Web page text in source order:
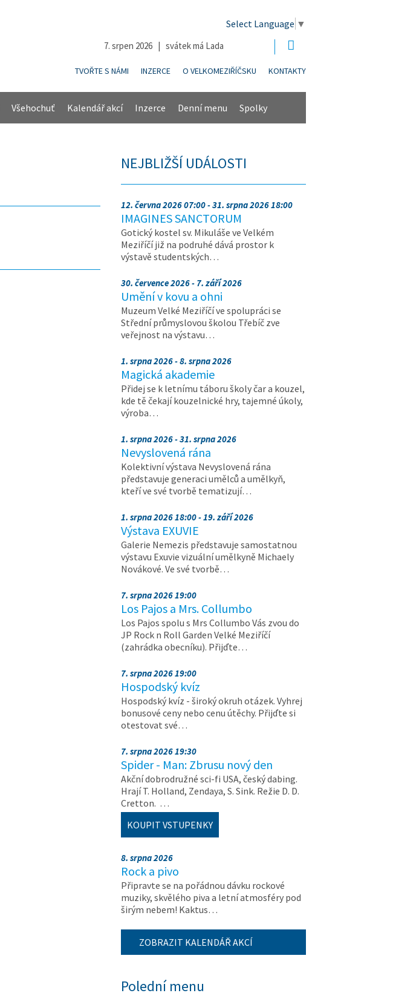
Select Language ▼
7. srpen 2026 | svátek má Lada
TVOŘTE S NÁMI INZERCE O VELKOMEZIŘÍČSKU KONTAKTY
Všehochuť Kalendář akcí Inzerce Denní menu Spolky
NEJBLIŽŠÍ UDÁLOSTI
12. června 2026 07:00 - 31. srpna 2026 18:00
IMAGINES SANCTORUM
Gotický kostel sv. Mikuláše ve Velkém
Meziříčí již na podruhé dává prostor k
výstavě studentských…
30. července 2026 - 7. září 2026
Umění v kovu a ohni
Muzeum Velké Meziříčí ve spolupráci se
Střední průmyslovou školou Třebíč zve
veřejnost na výstavu…
1. srpna 2026 - 8. srpna 2026
Magická akademie
Přidej se k letnímu táboru školy čar a kouzel,
kde tě čekají kouzelnické hry, tajemné úkoly,
výroba…
1. srpna 2026 - 31. srpna 2026
Nevyslovená rána
Kolektivní výstava Nevyslovená rána
představuje generaci umělců a umělkyň,
kteří ve své tvorbě tematizují…
1. srpna 2026 18:00 - 19. září 2026
Výstava EXUVIE
Galerie Nemezis představuje samostatnou
výstavu Exuvie vizuální umělkyně Michaely
Novákové. Ve své tvorbě…
7. srpna 2026 19:00
Los Pajos a Mrs. Collumbo
Los Pajos spolu s Mrs Collumbo Vás zvou do
JP Rock n Roll Garden Velké Meziříčí
(zahrádka obecníku). Přijďte…
7. srpna 2026 19:00
Hospodský kvíz
Hospodský kvíz - široký okruh otázek. Vyhrej
bonusové ceny nebo cenu útěchy. Přijďte si
otestovat své…
7. srpna 2026 19:30
Spider - Man: Zbrusu nový den
Akční dobrodružné sci-fi USA, český dabing.
Hrají T. Holland, Zendaya, S. Sink. Režie D. D.
Cretton. …
KOUPIT VSTUPENKY
8. srpna 2026
Rock a pivo
Připravte se na pořádnou dávku rockové
muziky, skvělého piva a letní atmosféry pod
širým nebem! Kaktus…
ZOBRAZIT KALENDÁŘ AKCÍ
Polední menu